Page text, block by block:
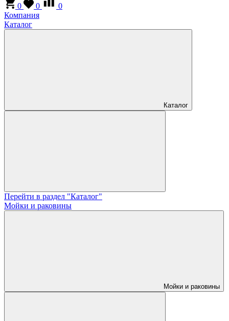
0
0
0
Компания
Каталог
Каталог
Перейти в раздел "Каталог"
Мойки и раковины
Мойки и раковины